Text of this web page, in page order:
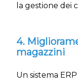
la gestione dei
4.
magazzini
Un sistema